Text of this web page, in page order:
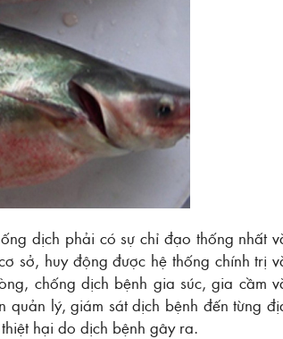
dịch phải có sự chỉ đạo thống nhất
sở, huy động được hệ thống chính trị
chống dịch bệnh gia súc, gia cầm
quản lý, giám sát dịch bệnh đến từng
hại do dịch bệnh gây ra.